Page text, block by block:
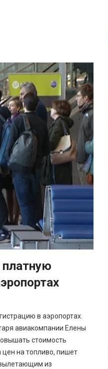
в аэропортах.
авиакомпании Елены
стоимость
цен на топливо, пишет
из